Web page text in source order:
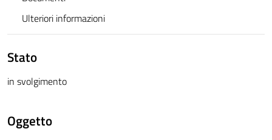
Ulteriori informazioni
Stato
in svolgimento
Oggetto